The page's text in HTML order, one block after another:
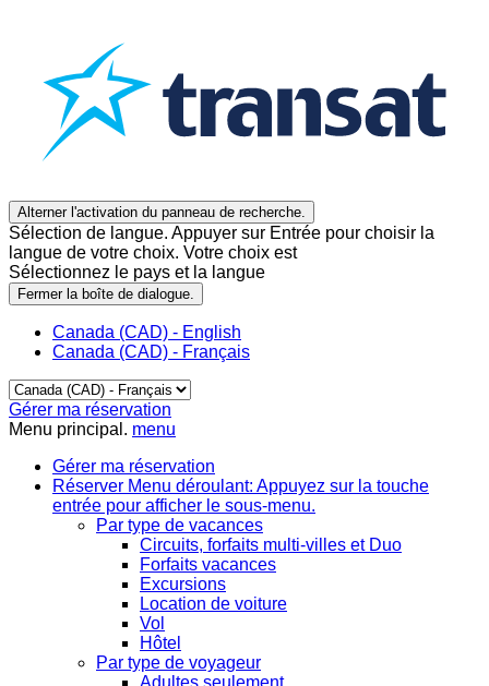
Alterner l'activation du panneau de recherche.
Sélection de langue. Appuyer sur Entrée pour choisir la
langue de votre choix. Votre choix est
Sélectionnez le pays et la langue
Fermer la boîte de dialogue.
Canada (CAD) - English
Canada (CAD) - Français
Gérer ma réservation
Menu principal. menu
Gérer ma réservation
Réserver Menu déroulant: Appuyez sur la touche
entrée pour afficher le sous-menu.
Par type de vacances
Circuits, forfaits multi-villes et Duo
Forfaits vacances
Excursions
Location de voiture
Vol
Hôtel
Par type de voyageur